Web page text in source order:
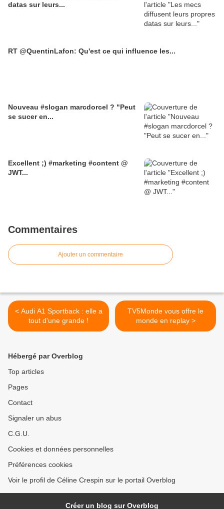
datas sur leurs...
RT @QuentinLafon: Qu'est ce qui influence les...
Nouveau #slogan marcdorcel ? "Peut
se sucer en...
Excellent ;) #marketing #content @
JWT...
Commentaires
Ajouter un commentaire
< Audi A1 Sportback : elle a
tout d'une grande !
TV5Monde vous offre le
monde en replay >
Hébergé par Overblog
Top articles
Pages
Contact
Signaler un abus
C.G.U.
Cookies et données personnelles
Préférences cookies
Voir le profil de Céline Crespin sur le portail Overblog
Créer un blog sur Overblog